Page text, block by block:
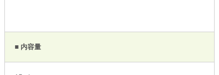
■ 内容量